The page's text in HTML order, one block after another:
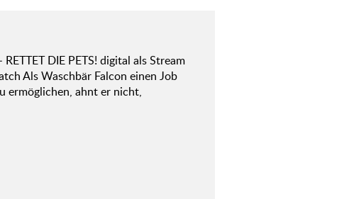
DIE PETS! digital als Stream
Als Waschbär Falcon einen Job
ermöglichen, ahnt er nicht,